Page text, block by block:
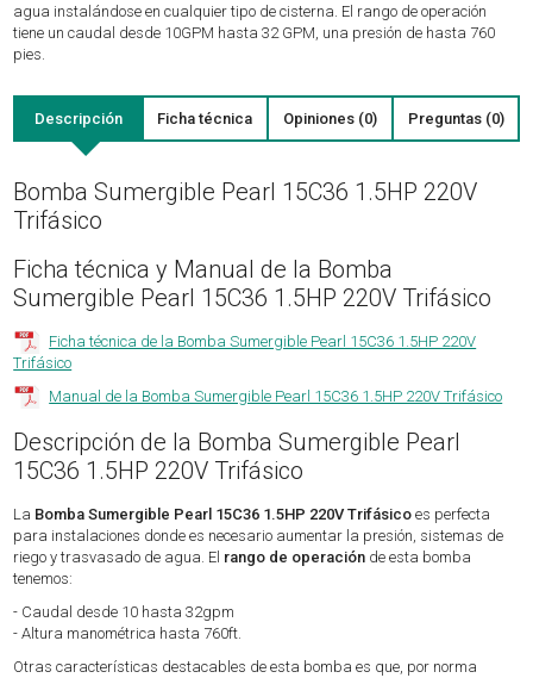
agua instalándose en cualquier tipo de cisterna. El rango de operación
tiene un caudal desde 10GPM hasta 32 GPM, una presión de hasta 760
pies.
Descripción Ficha técnica Opiniones (0) Preguntas (0)
Bomba Sumergible Pearl 15C36 1.5HP 220V
Trifásico
Ficha técnica y Manual de la Bomba
Sumergible Pearl 15C36 1.5HP 220V Trifásico
Ficha técnica de la Bomba Sumergible Pearl 15C36 1.5HP 220V
Trifásico
Manual de la Bomba Sumergible Pearl 15C36 1.5HP 220V Trifásico
Descripción de la Bomba Sumergible Pearl
15C36 1.5HP 220V Trifásico
La Bomba Sumergible Pearl 15C36 1.5HP 220V Trifásico es perfecta
para instalaciones donde es necesario aumentar la presión, sistemas de
riego y trasvasado de agua. El rango de operación de esta bomba
tenemos:
- Caudal desde 10 hasta 32gpm
- Altura manométrica hasta 760ft.
Otras características destacables de esta bomba es que, por norma